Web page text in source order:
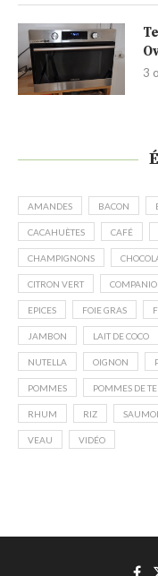
3
AMANDES BACON
CACAHUÈTES CAFÉ
CHAMPIGNONS
CITRON VERT
EPICES FOIE GRAS
JAMBON LAIT DE COCO
NUTELLA OIGNON
POMMES POMMES DE
RHUM RIZ
VEAU VIDÉO